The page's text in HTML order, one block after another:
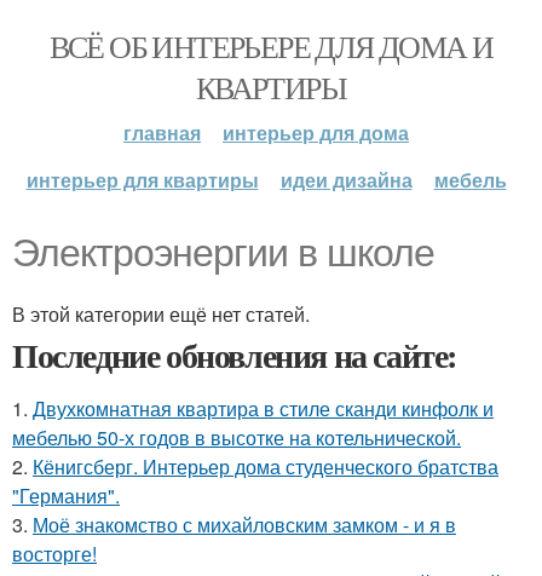
ВСЁ ОБ ИНТЕРЬЕРЕ ДЛЯ ДОМА И
КВАРТИРЫ
главная
интерьер для дома
интерьер для квартиры
идеи дизайна мебель
Электроэнергии в школе
В этой категории ещё нет статей.
Последние обновления на сайте:
1. Двухкомнатная квартира в стиле сканди кинфолк и
мебелью 50-х годов в высотке на котельнической.
2. Кёнигсберг. Интерьер дома студенческого братства
"Германия".
3. Моё знакомство с михайловским замком - и я в
восторге!